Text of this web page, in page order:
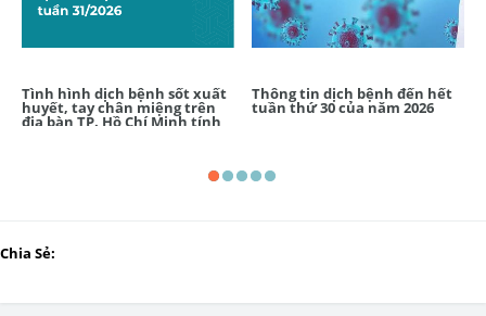
Tình hình dịch bệnh sốt xuất
huyết, tay chân miệng trên
địa bàn TP. Hồ Chí Minh tính
Thông tin dịch bệnh đến hết
tuần thứ 30 của năm 2026
Chia Sẻ: